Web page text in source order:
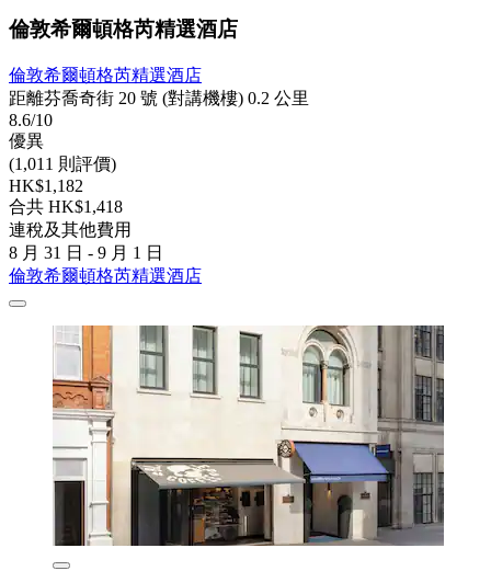
倫敦希爾頓格芮精選酒店
倫敦希爾頓格芮精選酒店
距離芬喬奇街 20 號 (對講機樓) 0.2 公里
8.6/10
優異
(1,011 則評價)
HK$1,182
合共 HK$1,418
連稅及其他費用
8 月 31 日 - 9 月 1 日
倫敦希爾頓格芮精選酒店